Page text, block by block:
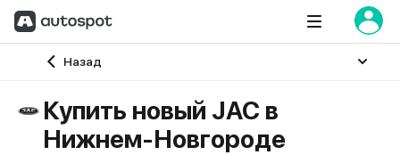
Назад
Главная
Купить новый JAC в
Нижнем-Новгороде